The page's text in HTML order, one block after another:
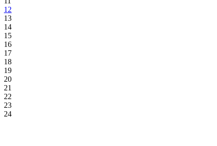
12
13
14
15
16
17
18
19
20
21
22
23
24